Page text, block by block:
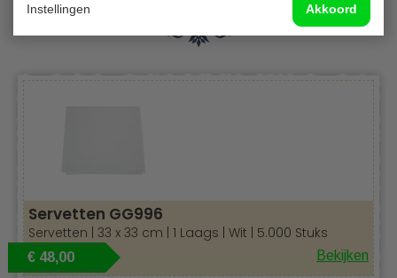
Instellingen Akkoord
Servetten GG996
Servetten | 33 x 33 cm | 1 Laags | Wit | 5.000 Stuks
€ 48,00 Bekijken